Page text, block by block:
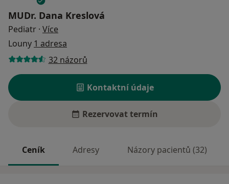
MUDr. Dana Kreslová
Pediatr · Více
Louny 1 adresa
32 názorů
Kontaktní údaje
Rezervovat termín
Ceník Adresy Názory pacientů (32)